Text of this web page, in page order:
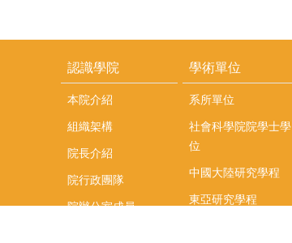
認識學院
本院介紹
組織架構
院長介紹
院行政團隊
院辦公室成員
學術單位
系所單位
社會科學院院學士學
位
中國大陸研究學程
東亞研究學程